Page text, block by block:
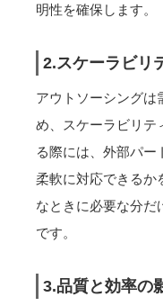
明性を確保します。
2.スケーラビリ
アウトソーシングは
め、スケーラビリテ
る際には、外部パー
柔軟に対応できるか
なときに必要な分だ
です。
3.品質と効率の